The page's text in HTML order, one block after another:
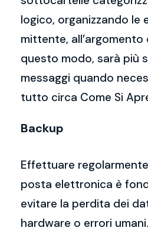
logico, organizzando le
mittente, all’argomento
questo modo, sarà più
messaggi quando
tutto circa Come Si
Backup
Effettuare
posta elettronica è
evitare la perdita dei
hardware o errori